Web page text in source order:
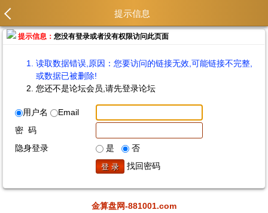
提示信息
提示信息：您没有登录或者没有权限访问此页面
读取数据错误,原因：您要访问的链接无效,可能链接不完整,
或数据已被删除!
您还不是论坛会员,请先登录论坛
用户名
Email
密 码
隐身登录
是
否
找回密码
金算盘网-881001.com